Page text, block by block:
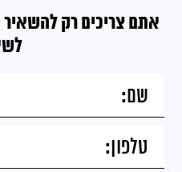
אתם צריכים רק להשאיר